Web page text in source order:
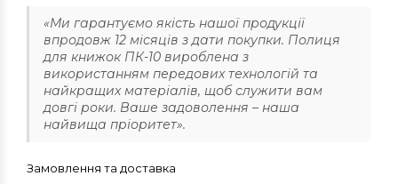
«Ми гарантуємо якість нашої продукції
впродовж 12 місяців з дати покупки. Полиця
для книжок ПК-10 вироблена з
використанням передових технологій та
найкращих матеріалів, щоб служити вам
довгі роки. Ваше задоволення – наша
найвища пріоритет».
Замовлення та доставка